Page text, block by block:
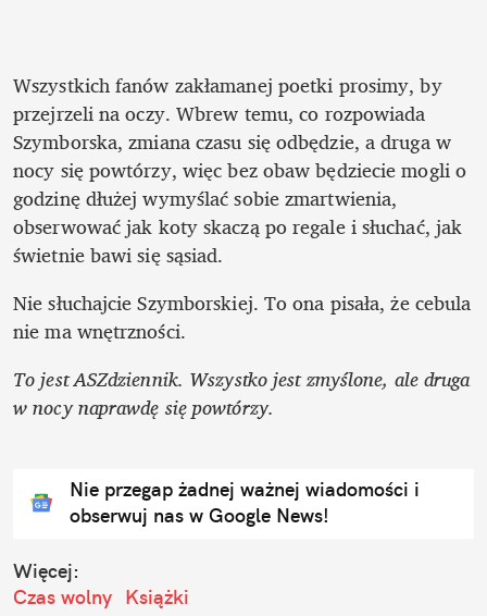
Wszystkich fanów zakłamanej poetki prosimy, by
przejrzeli na oczy. Wbrew temu, co rozpowiada
Szymborska, zmiana czasu się odbędzie, a druga w
nocy się powtórzy, więc bez obaw będziecie mogli o
godzinę dłużej wymyślać sobie zmartwienia,
obserwować jak koty skaczą po regale i słuchać, jak
świetnie bawi się sąsiad.
Nie słuchajcie Szymborskiej. To ona pisała, że cebula
nie ma wnętrzności.
To jest ASZdziennik. Wszystko jest zmyślone, ale druga
w nocy naprawdę się powtórzy.
Nie przegap żadnej ważnej wiadomości i
obserwuj nas w Google News!
Więcej:
Czas wolny Książki